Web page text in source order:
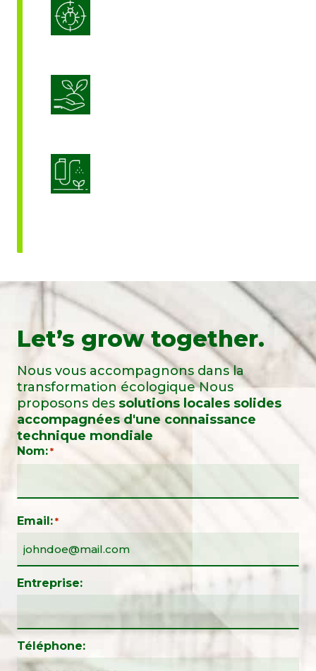
Let’s grow together.
Nous vous accompagnons dans la
transformation écologique Nous
proposons des solutions locales solides
accompagnées d'une connaissance
technique mondiale
Nom: *
Email: *
Entreprise:
Téléphone: